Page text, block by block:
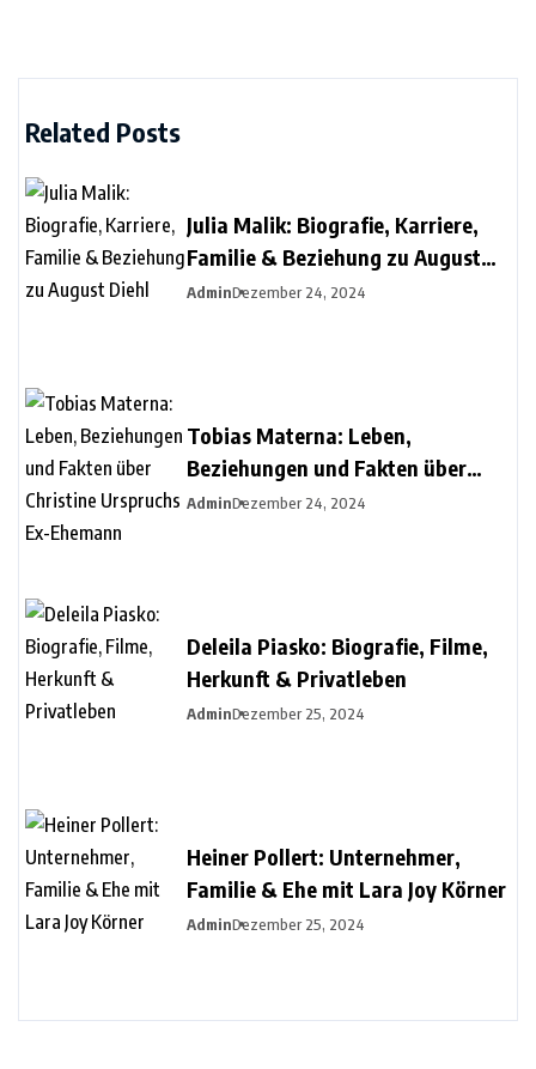
Related Posts
Julia Malik: Biografie, Karriere,
Familie & Beziehung zu August
Diehl
AdminDezember 24, 2024
Tobias Materna: Leben,
Beziehungen und Fakten über
Christine Urspruchs Ex-Ehemann
AdminDezember 24, 2024
Deleila Piasko: Biografie, Filme,
Herkunft & Privatleben
AdminDezember 25, 2024
Heiner Pollert: Unternehmer,
Familie & Ehe mit Lara Joy Körner
AdminDezember 25, 2024